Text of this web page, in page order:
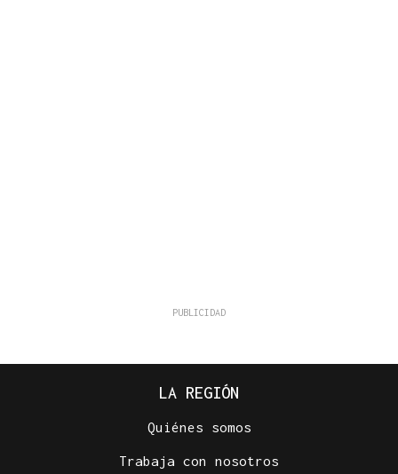
LA REGIÓN
Quiénes somos
Trabaja con nosotros